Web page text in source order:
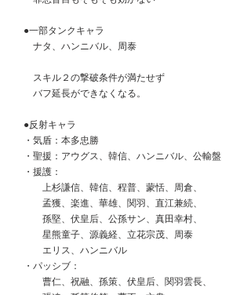
●一部タンクキャラ
ナタ、ハンニバル、周泰
スキル２の撃破条件が満たせず
バフ延長ができなくなる。
●反射キャラ
・気盾：本多忠勝
・聖援：アウグス、韓信、ハンニバル、公輸盤
・援護：
上杉謙信、韓信、程普、蒙恬、周倉、
孟獲、楽進、華雄、関羽、直江兼続、
孫堅、伏皇后、公孫サン、真田幸村、
星熊童子、源義経、立花宗茂、周泰
エリス、ハンニバル
・パッシブ：
曹仁、祝融、孫策、伏皇后、関羽雲長、